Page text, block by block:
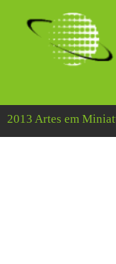
2013 Artes em